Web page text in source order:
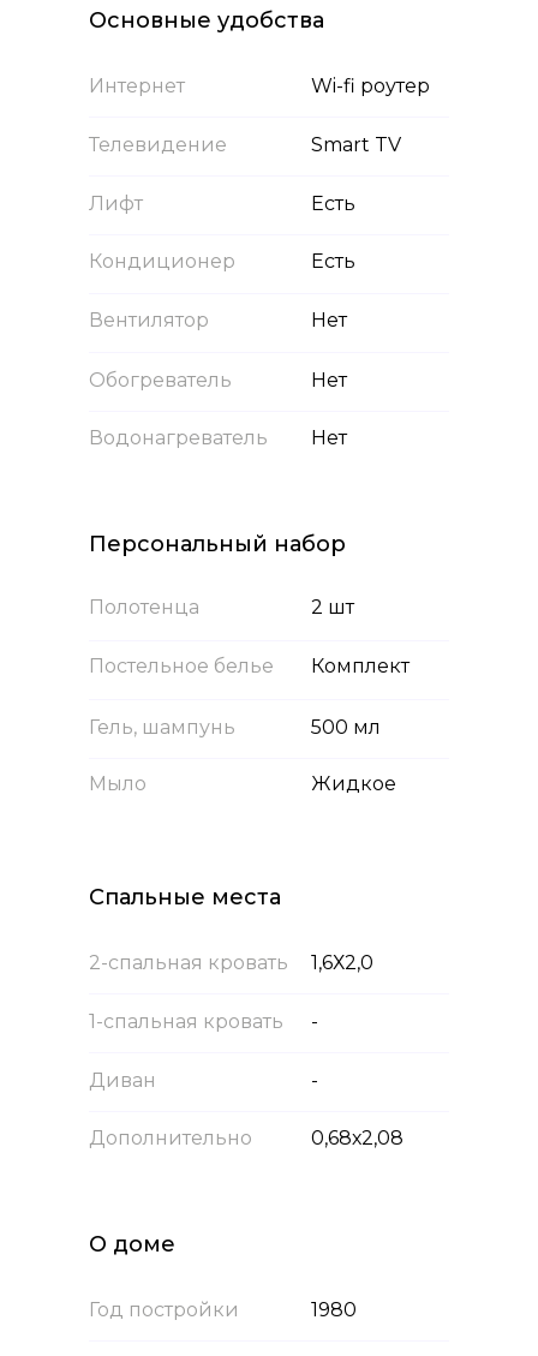
Интернет
Основные удобства
Wi-fi роутер
Персональный набор
Телевидение Smart TV
Полотенца 2 шт
Лифт Есть
Постельное белье Комплект
Кондиционер Есть
Вентилятор Нет
Гель, шампунь 500 мл
Обогреватель Нет
Мыло Жидкое
Водонагреватель Нет
2-спальная кровать
Спальные места
1,6Х2,0
О доме
1-спальная кровать -
Год постройки 1980
Диван -
Дополнительно 0,68х2,08